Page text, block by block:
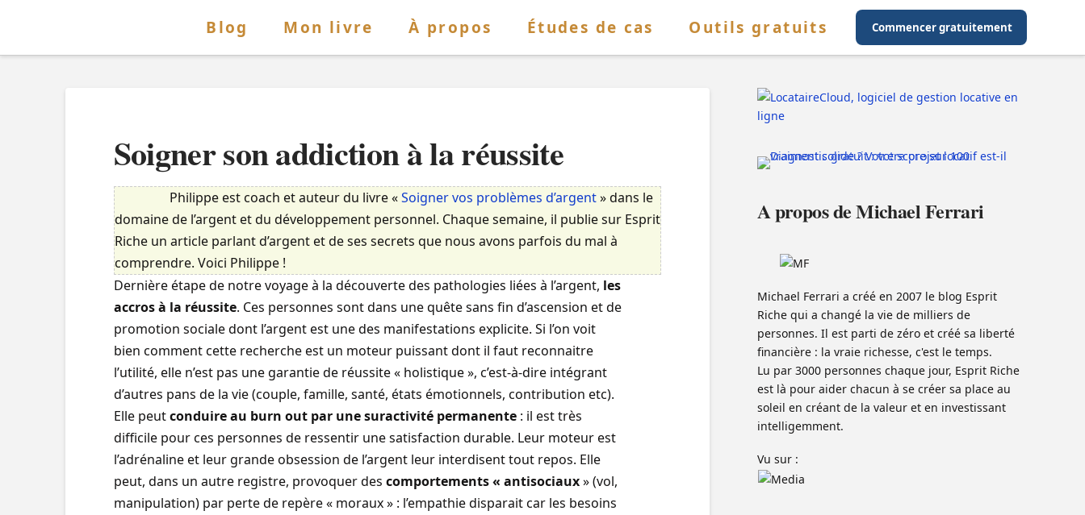
Blog Mon livre À propos Études de cas Outils gratuits Commencer gratuitement
Soigner son addiction à la réussite
Philippe est coach et auteur du livre «Soigner vos problèmes d’argent» dans le
domaine de l’argent et du développement personnel. Chaque semaine, il publie sur Esprit
Riche un article parlant d’argent et de ses secrets que nous avons parfois du mal à
comprendre. Voici Philippe !
Dernière étape de notre voyage à la découverte des pathologies liées à l’argent, les
accros à la réussite. Ces personnes sont dans une quête sans fin d’ascension et de
promotion sociale dont l’argent est une des manifestations explicite. Si l’on voit
bien comment cette recherche est un moteur puissant dont il faut reconnaitre
l’utilité, elle n’est pas une garantie de réussite « holistique », c’est-à-dire intégrant
d’autres pans de la vie (couple, famille, santé, états émotionnels, contribution etc).
Elle peutconduire au burn out par une suractivité permanente: il est très
difficile pour ces personnes de ressentir une satisfaction durable. Leur moteur est
l’adrénaline et leur grande obsession de l’argent leur interdisent tout repos. Elle
peut, dans un autre registre, provoquer des comportements « antisociaux» (vol,
manipulation) par perte de repère « moraux » : l’empathie disparait car les besoins
A propos de Michael Ferrari
Michael Ferrari a créé en 2007 le blog Esprit
Riche qui a changé la vie de milliers de
personnes. Il est parti de zéro et créé sa liberté
financière : la vraie richesse, c'est le temps.
Lu par 3000 personnes chaque jour, Esprit Riche
est là pour aider chacun à se créer sa place au
soleil en créant de la valeur et en investissant
intelligemment.
Vu sur :